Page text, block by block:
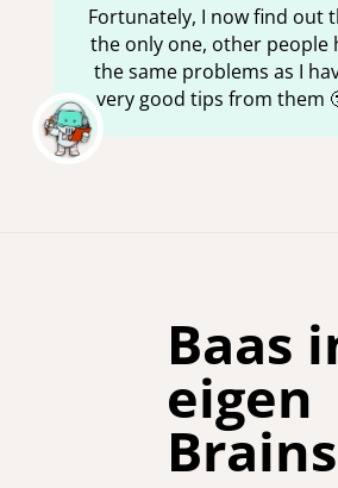
Fortunately, I now find out
the only one, other people
the same problems as I
very good tips from them
Baas
eigen